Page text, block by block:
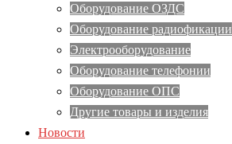
Оборудование ОЗДС
Оборудование радиофикации
Электрооборудование
Оборудование телефонии
Оборудование ОПС
Другие товары и изделия
Новости